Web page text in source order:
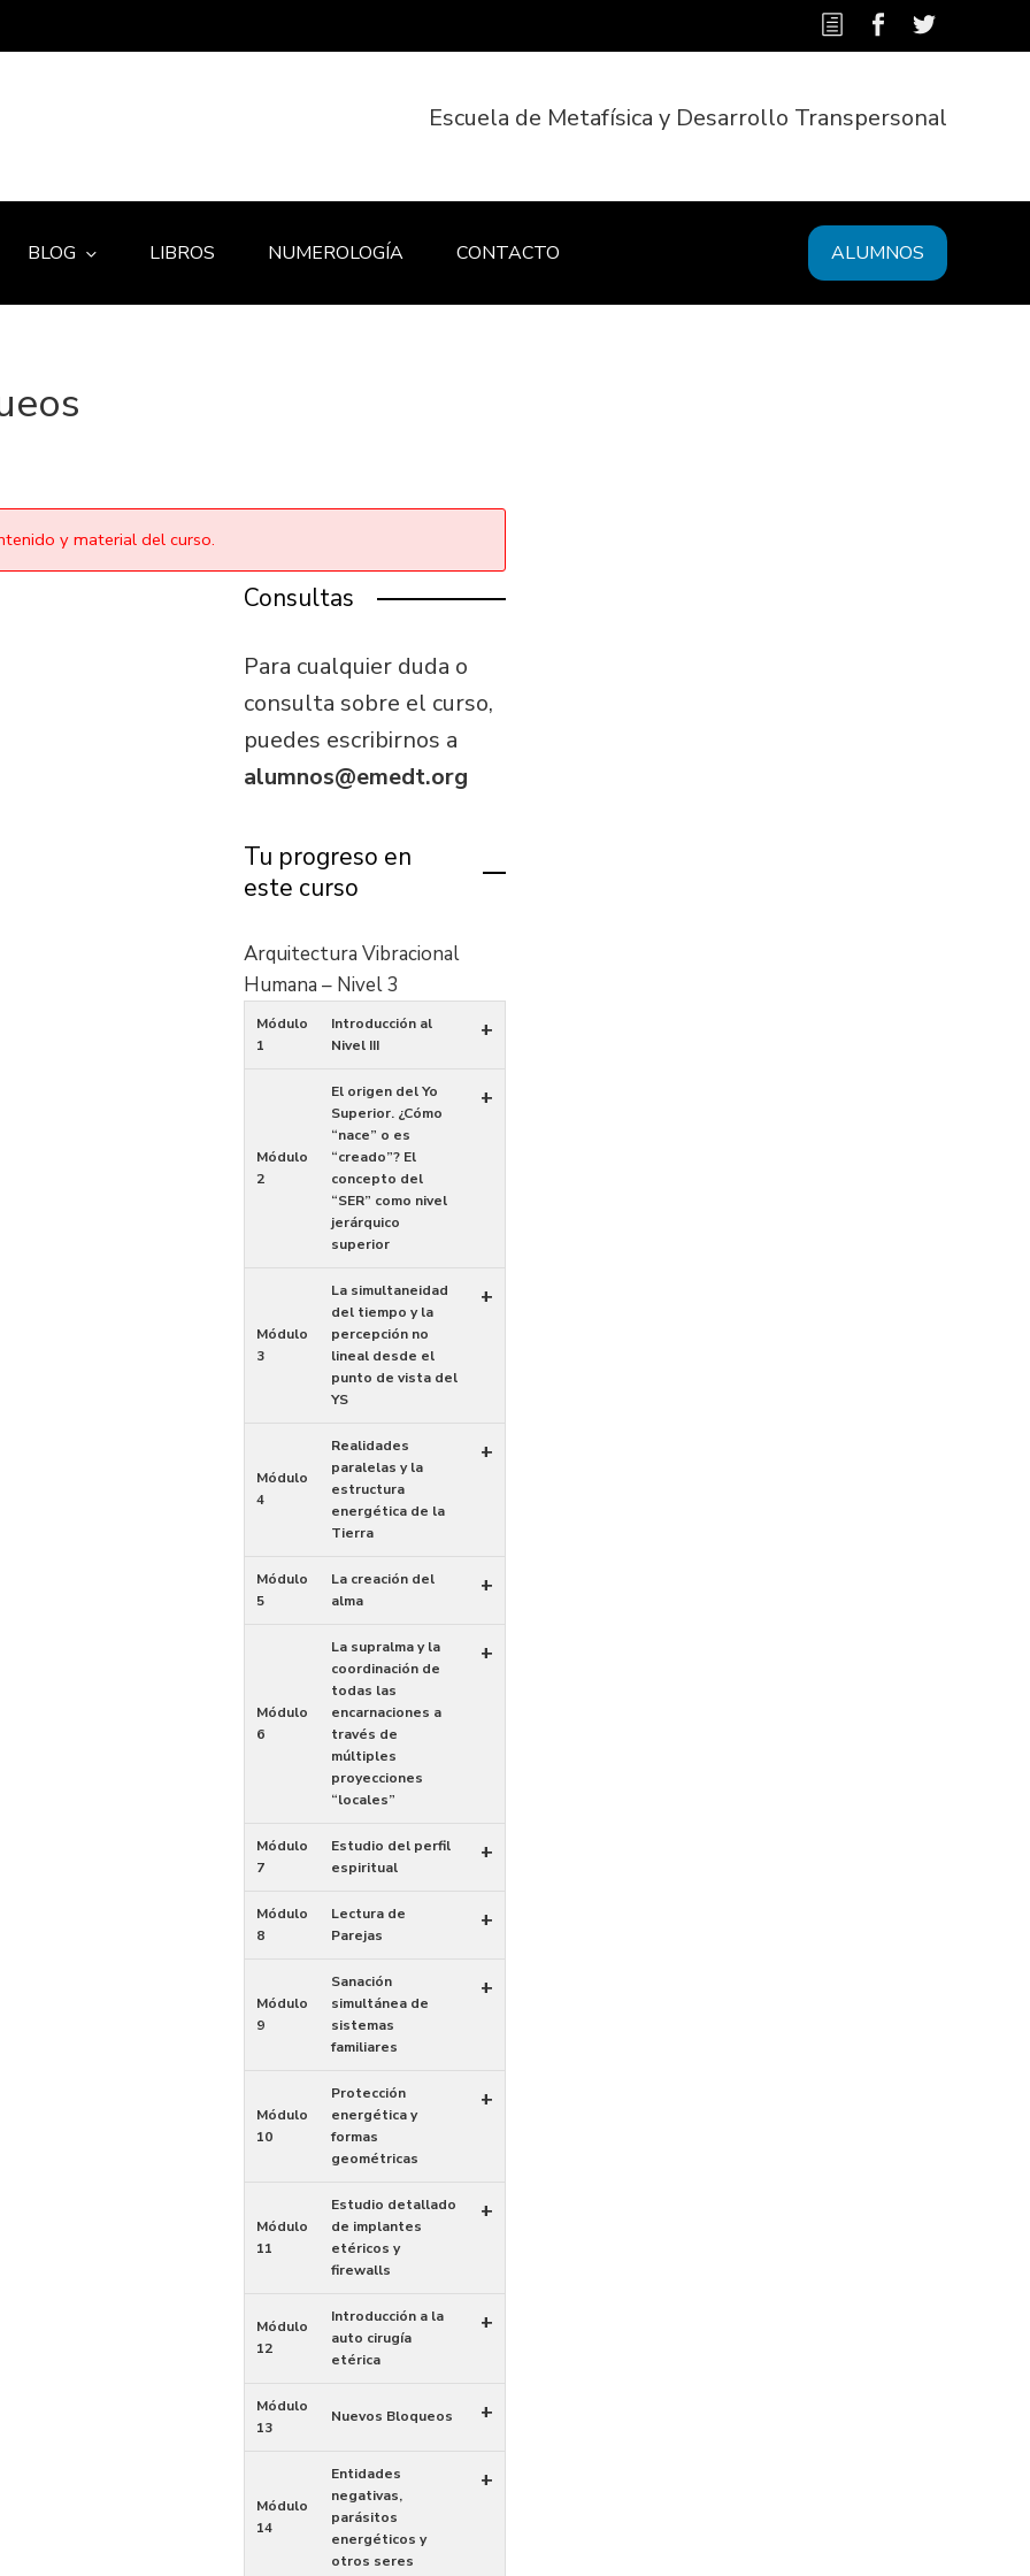
Escuela de Metafísica y Desarrollo Transpersonal
BLOG LIBROS NUMEROLOGÍA CONTACTO ALUMNOS
y material del curso.
Consultas
Para cualquier duda o
consulta sobre el curso,
puedes escribirnos a
alumnos@emedt.org
Tu progreso en
este curso
Arquitectura Vibracional
Humana – Nivel 3
Módulo
1
Introducción al
Nivel III
+
Módulo
2
El origen del Yo
Superior. ¿Cómo
“nace” o es
“creado”? El
concepto del
“SER” como nivel
jerárquico
superior
+
Módulo
3
La simultaneidad
del tiempo y la
percepción no
lineal desde el
punto de vista del
YS
+
Módulo
4
Realidades
paralelas y la
estructura
energética de la
Tierra
+
Módulo
5
La creación del
alma
+
Módulo
6
La supralma y la
coordinación de
todas las
encarnaciones a
través de
múltiples
proyecciones
“locales”
+
Módulo
7
Estudio del perfil
espiritual
+
Módulo
8
Lectura de
Parejas
+
Módulo
9
Sanación
simultánea de
sistemas
familiares
+
Módulo
10
Protección
energética y
formas
geométricas
+
Módulo
11
Estudio detallado
de implantes
etéricos y
firewalls
+
Módulo
12
Introducción a la
auto cirugía
etérica
+
Módulo
13
Nuevos Bloqueos +
Módulo
14
Entidades
negativas,
parásitos
energéticos y
otros seres
+